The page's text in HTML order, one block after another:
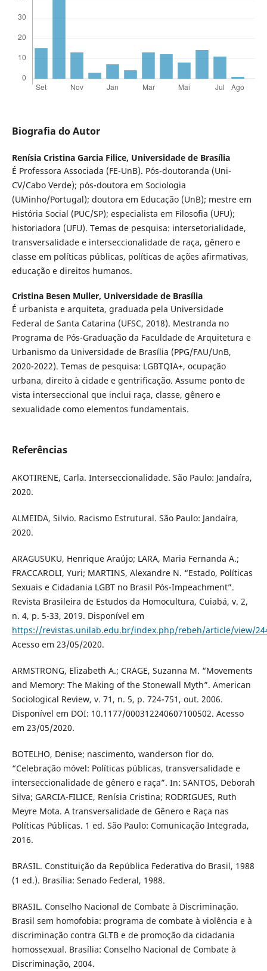
Biografia do Autor
Renísia Cristina Garcia Filice, Universidade de Brasília
É Professora Associada (FE-UnB). Pós-doutoranda (Uni-
CV/Cabo Verde); pós-doutora em Sociologia
(UMinho/Portugal); doutora em Educação (UnB); mestre em
História Social (PUC/SP); especialista em Filosofia (UFU);
historiadora (UFU). Temas de pesquisa: intersetorialidade,
transversalidade e interseccionalidade de raça, gênero e
classe em políticas públicas, políticas de ações afirmativas,
educação e direitos humanos.
Cristina Besen Muller, Universidade de Brasília
É urbanista e arquiteta, graduada pela Universidade
Federal de Santa Catarina (UFSC, 2018). Mestranda no
Programa de Pós-Graduação da Faculdade de Arquitetura e
Urbanismo da Universidade de Brasília (PPG/FAU/UnB,
2020-2022). Temas de pesquisa: LGBTQIA+, ocupação
urbana, direito à cidade e gentrificação. Assume ponto de
vista interseccional que inclui raça, classe, gênero e
sexualidade como elementos fundamentais.
Referências
AKOTIRENE, Carla. Interseccionalidade. São Paulo: Jandaíra,
2020.
ALMEIDA, Silvio. Racismo Estrutural. São Paulo: Jandaíra,
2020.
ARAGUSUKU, Henrique Araújo; LARA, Maria Fernanda A.;
FRACCAROLI, Yuri; MARTINS, Alexandre N. “Estado, Políticas
Sexuais e Cidadania LGBT no Brasil Pós-Impeachment”.
Revista Brasileira de Estudos da Homocultura, Cuiabá, v. 2,
n. 4, p. 5-33, 2019. Disponível em
https://revistas.unilab.edu.br/index.php/rebeh/article/view/
Acesso em 23/05/2020.
ARMSTRONG, Elizabeth A.; CRAGE, Suzanna M. “Movements
and Memory: The Making of the Stonewall Myth”. American
Sociological Review, v. 71, n. 5, p. 724-751, out. 2006.
Disponível em DOI: 10.1177/000312240607100502. Acesso
em 23/05/2020.
BOTELHO, Denise; nascimento, wanderson flor do.
“Celebração móvel: Políticas públicas, transversalidade e
interseccionalidade de gênero e raça”. In: SANTOS, Deborah
Silva; GARCIA-FILICE, Renísia Cristina; RODRIGUES, Ruth
Meyre Mota. A transversalidade de Gênero e Raça nas
Políticas Públicas. 1 ed. São Paulo: Comunicação Integrada,
2016.
BRASIL. Constituição da República Federativa do Brasil, 1988
(1 ed.). Brasília: Senado Federal, 1988.
BRASIL. Conselho Nacional de Combate à Discriminação.
Brasil sem homofobia: programa de combate à violência e à
discriminação contra GLTB e de promoção da cidadania
homossexual. Brasília: Conselho Nacional de Combate à
Discriminação, 2004.